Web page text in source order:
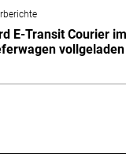
E-Transit Courier
vollgeladen